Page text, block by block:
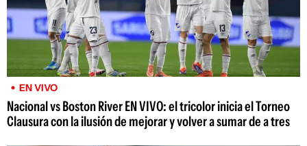
EN VIVO
Nacional vs Boston River EN VIVO: el tricolor inicia el Torneo
Clausura con la ilusión de mejorar y volver a sumar de a tres